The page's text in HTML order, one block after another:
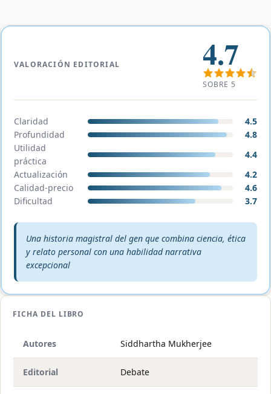
VALORACIÓN EDITORIAL 4.7
SOBRE 5
Claridad
4.5
Profundidad
4.8
Utilidad
práctica
4.4
Actualización
4.2
Calidad-precio
4.6
Dificultad
3.7
Veredicto editorial:
Una historia magistral del gen que combina ciencia, ética
y relato personal con una habilidad narrativa
excepcional
FICHA DEL LIBRO
Autores Siddhartha Mukherjee
Editorial Debate